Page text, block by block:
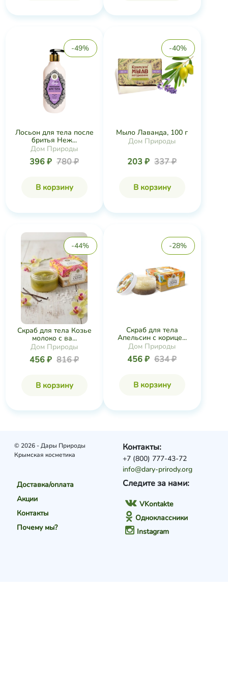
-49%
Лосьон для тела после
бритья Неж...
Дом Природы
396 ₽ 780 ₽
В корзину
-40%
Мыло Лаванда, 100 г
Дом Природы
203 ₽ 337 ₽
В корзину
-44%
Скраб для тела Козье
молоко с ва...
Дом Природы
456 ₽ 816 ₽
В корзину
-28%
Скраб для тела
Апельсин с корице...
Дом Природы
456 ₽ 634 ₽
В корзину
© 2026 - Дары Природы
Крымская косметика
Доставка/оплата
Акции
Контакты
Почему мы?
Следите за нами:
VKontakte
Одноклассники
Instagram
Контакты:
+7 (800) 777-43-72
info@dary-prirody.org